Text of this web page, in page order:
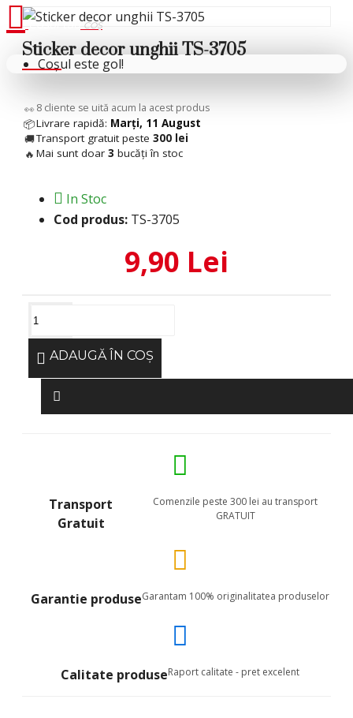
Cosul tau
Coșul este gol!
Sticker decor unghii TS-3705
👀 8 cliente se uită acum la acest produs
📦Livrare rapidă: Marți, 11 August
🚚Transport gratuit peste 300 lei
🔥 Mai sunt doar 3 bucăți în stoc
In Stoc
Cod produs: TS-3705
9,90 Lei
ADAUGĂ ÎN COŞ
Transport
Gratuit
Comenzile peste 300 lei au transport
GRATUIT
Garantie produseGarantam 100% originalitatea produselor
Calitate produseRaport calitate - pret excelent